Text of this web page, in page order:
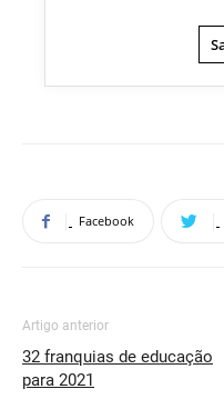
Facebook
Artigo anterior
32 franquias de educação
para 2021